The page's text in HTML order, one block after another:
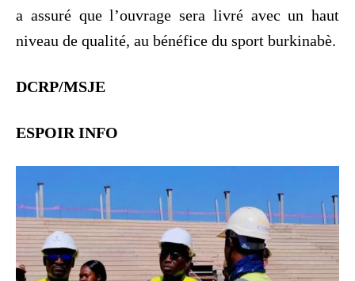
a assuré que l’ouvrage sera livré avec un haut
niveau de qualité, au bénéfice du sport burkinabè.
DCRP/MSJE
ESPOIR INFO